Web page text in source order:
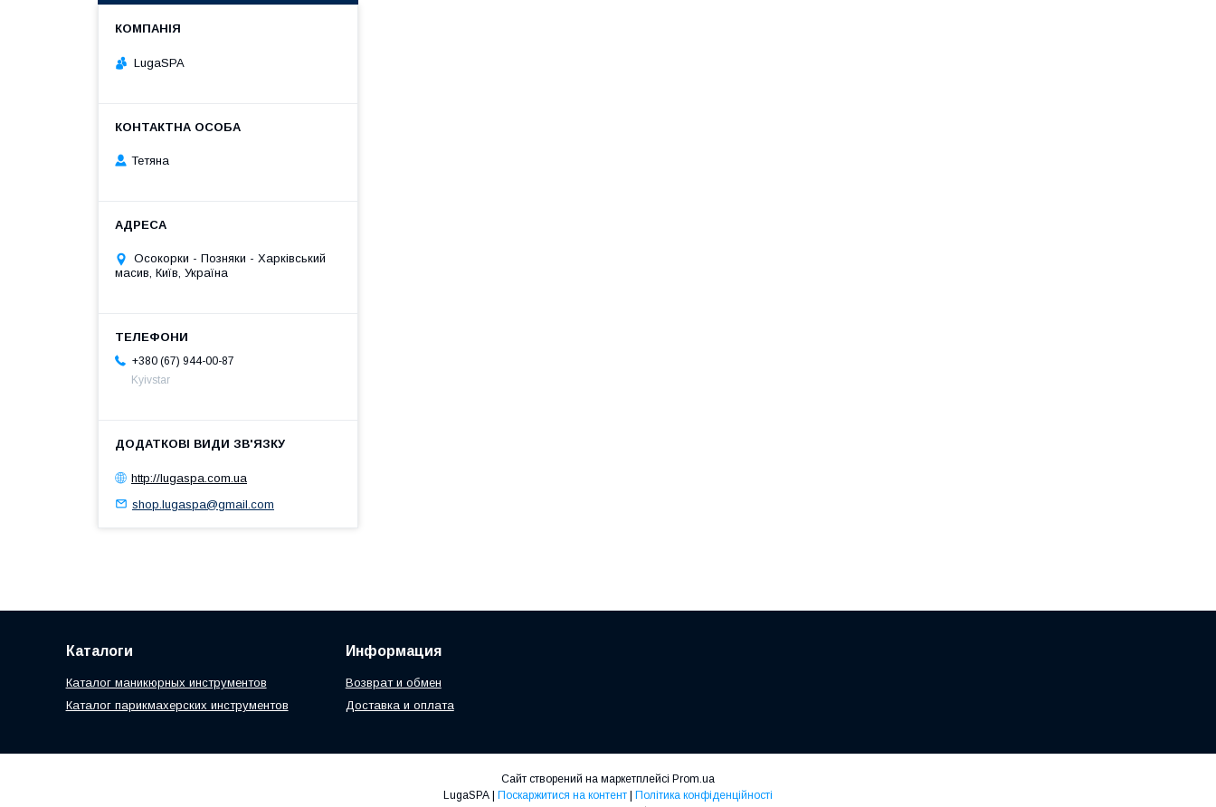
LugaSPA
Тетяна
Осокорки - Позняки - Харківський
масив, Київ, Україна
+380 (67) 944-00-87
Kyivstar
http://lugaspa.com.ua
shop.lugaspa@gmail.com
Каталоги
Каталог маникюрных инструментов
Каталог парикмахерских инструментов
Информация
Возврат и обмен
Доставка и оплата
Сайт створений на маркетплейсі Prom.ua
Поскаржитися на контент
Політика конфіденційності